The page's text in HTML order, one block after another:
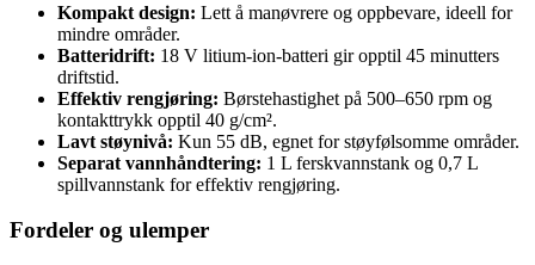
Kompakt design: Lett å manøvrere og oppbevare, ideell for
mindre områder.
Batteridrift: 18 V litium-ion-batteri gir opptil 45 minutters
driftstid.
Effektiv rengjøring: Børstehastighet på 500–650 rpm og
kontakttrykk opptil 40 g/cm².
Lavt støynivå: Kun 55 dB, egnet for støyfølsomme områder.
Separat vannhåndtering: 1 L ferskvannstank og 0,7 L
spillvannstank for effektiv rengjøring.
Fordeler og ulemper